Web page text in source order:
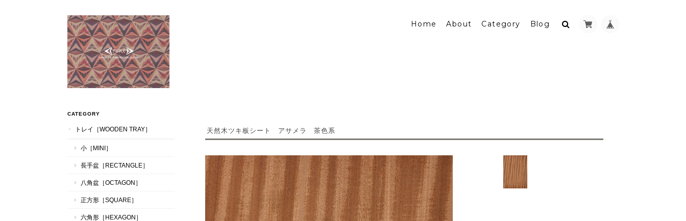
Home About Category Blog
天然木ツキ板シート アサメラ 茶色系
CATEGORY
トレイ［WOODEN TRAY］
小［MINI］
長手盆［RECTANGLE］
八角盆［OCTAGON］
正方形［SQUARE］
六角形［HEXAGON］